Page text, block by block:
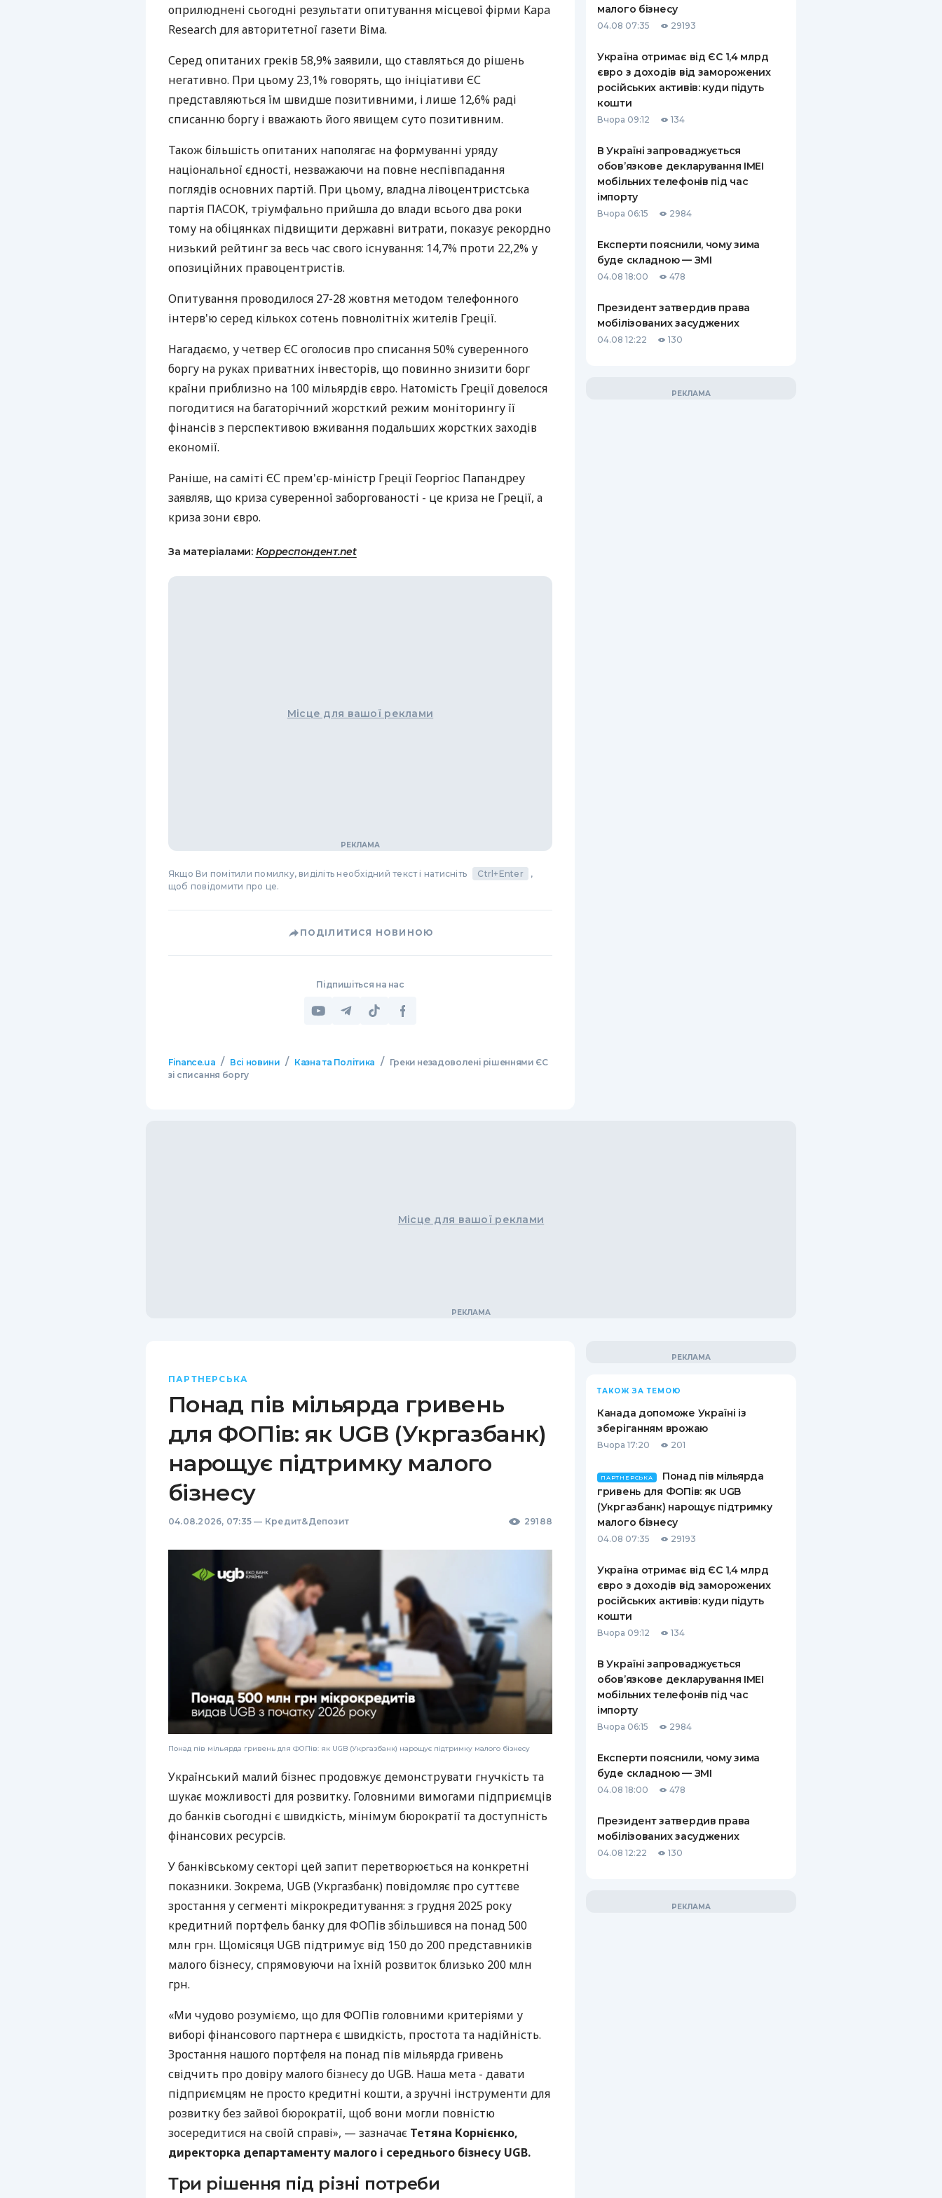
ЩОМІСЯЧНИЙ ОГЛЯД
КЕШБЕКУ
ПУТІВНИКИ ПО
БАНКІВСЬКИХ КАРТКАХ
ПУТІВНИКИ ПО
ВСІ СТРАХОВІ ПОЛІСИ
СТРАХОВІ КОМПАНІЇ
ВІДГУКИ ПРО СТРАХОВІ
ДОСТАВКА І ОПЛАТА
оприлюднені сьогодні результати опитування місцевої фірми Kapa
Research для авторитетної газети Віма.
Серед опитаних греків 58,9% заявили, що ставляться до рішень
негативно. При цьому 23,1% говорять, що ініціативи ЄС
представляються їм швидше позитивними, і лише 12,6% раді
списанню боргу і вважають його явищем суто позитивним.
Також більшість опитаних наполягає на формуванні уряду
національної єдності, незважаючи на повне неспівпадання
поглядів основних партій. При цьому, владна лівоцентристська
партія ПАСОК, тріумфально прийшла до влади всього два роки
тому на обіцянках підвищити державні витрати, показує рекордно
низький рейтинг за весь час свого існування: 14,7% проти 22,2% у
опозиційних правоцентристів.
Опитування проводилося 27-28 жовтня методом телефонного
інтерв'ю серед кількох сотень повнолітніх жителів Греції.
Нагадаємо, у четвер ЄС оголосив про списання 50% суверенного
боргу на руках приватних інвесторів, що повинно знизити борг
країни приблизно на 100 мільярдів євро. Натомість Греції довелося
погодитися на багаторічний жорсткий режим моніторингу її
фінансів з перспективою вживання подальших жорстких заходів
економії.
Раніше, на саміті ЄС прем'єр-міністр Греції Георгіос Папандреу
заявляв, що криза суверенної заборгованості - це криза не Греції, а
криза зони євро.
За матеріалами: Корреспондент.net
Місце для вашої реклами
Якщо Ви помітили помилку, виділіть необхідний текст і натисніть Ctrl+Enter
,
щоб повідомити про це.
ПОДІЛИТИСЯ НОВИНОЮ
Підпишіться на нас
Finance.ua / Всі новини / Казна та Політика /
Греки незадоволені рішеннями ЄС
зі списання боргу
малого бізнесу
04.08 07:35 29193
Україна отримає від ЄС 1,4 млрд
євро з доходів від заморожених
російських активів: куди підуть
кошти
Вчора 09:12 134
В Україні запроваджується
обов’язкове декларування IMEI
мобільних телефонів під час
імпорту
Вчора 06:15 2984
Експерти пояснили, чому зима
буде складною — ЗМІ
04.08 18:00 478
Президент затвердив права
мобілізованих засуджених
04.08 12:22 130
Місце для вашої реклами
ПАРТНЕРСЬКА
Понад пів мільярда гривень
для ФОПів: як UGB (Укргазбанк)
нарощує підтримку малого
бізнесу
04.08.2026, 07:35 — Кредит&Депозит 29188
Понад пів мільярда гривень для ФОПів: як UGB (Укргазбанк) нарощує підтримку малого бізнесу
Український малий бізнес продовжує демонструвати гнучкість та
шукає можливості для розвитку. Головними вимогами підприємців
до банків сьогодні є швидкість, мінімум бюрократії та доступність
фінансових ресурсів.
У банківському секторі цей запит перетворюється на конкретні
показники. Зокрема, UGB (Укргазбанк) повідомляє про суттєве
зростання у сегменті мікрокредитування: з грудня 2025 року
кредитний портфель банку для ФОПів збільшився на понад 500
млн грн. Щомісяця UGB підтримує від 150 до 200 представників
малого бізнесу, спрямовуючи на їхній розвиток близько 200 млн
грн.
«Ми чудово розуміємо, що для ФОПів головними критеріями у
виборі фінансового партнера є швидкість, простота та надійність.
Зростання нашого портфеля на понад пів мільярда гривень
свідчить про довіру малого бізнесу до UGB. Наша мета - давати
підприємцям не просто кредитні кошти, а зручні інструменти для
розвитку без зайвої бюрократії, щоб вони могли повністю
зосередитися на своїй справі», — зазначає Тетяна Корнієнко,
директорка департаменту малого і середнього бізнесу UGB.
Три рішення під різні потреби
ТАКОЖ ЗА ТЕМОЮ
Канада допоможе Україні із
зберіганням врожаю
Вчора 17:20 201
ПАРТНЕРСЬКА
Понад пів мільярда
гривень для ФОПів: як UGB
(Укргазбанк) нарощує підтримку
малого бізнесу
04.08 07:35 29193
Україна отримає від ЄС 1,4 млрд
євро з доходів від заморожених
російських активів: куди підуть
кошти
Вчора 09:12 134
В Україні запроваджується
обов’язкове декларування IMEI
мобільних телефонів під час
імпорту
Вчора 06:15 2984
Експерти пояснили, чому зима
буде складною — ЗМІ
04.08 18:00 478
Президент затвердив права
мобілізованих засуджених
04.08 12:22 130